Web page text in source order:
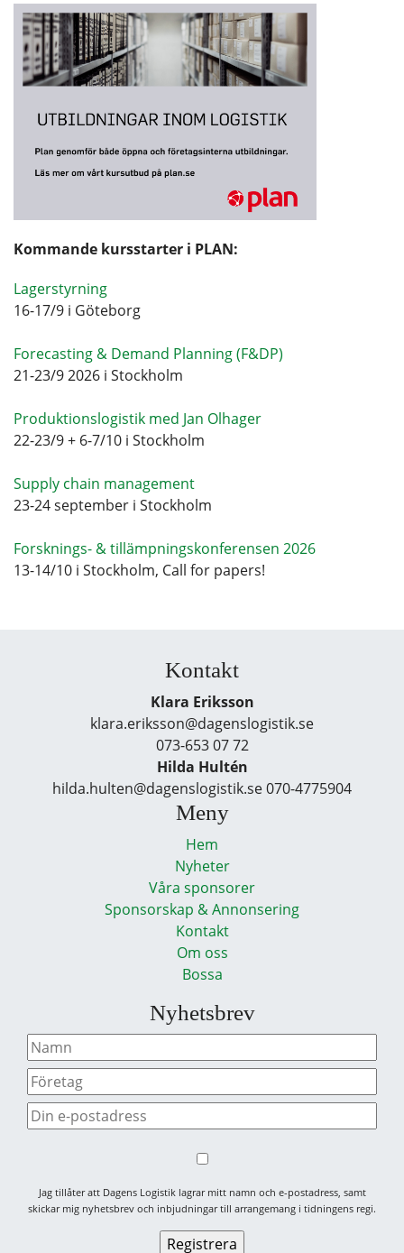
Kommande kursstarter i PLAN:
Lagerstyrning
16-17/9 i Göteborg
Forecasting & Demand Planning (F&DP)
21-23/9 2026 i Stockholm
Produktionslogistik med Jan Olhager
22-23/9 + 6-7/10 i Stockholm
Supply chain management
23-24 september i Stockholm
Forsknings- & tillämpningskonferensen 2026
13-14/10 i Stockholm, Call for papers!
Kontakt
Klara Eriksson
klara.eriksson@dagenslogistik.se
073-653 07 72
Hilda Hultén
hilda.hulten@dagenslogistik.se 070-4775904
Meny
Hem
Nyheter
Våra sponsorer
Sponsorskap & Annonsering
Kontakt
Om oss
Bossa
Nyhetsbrev
Jag tillåter att Dagens Logistik lagrar mitt namn och e-postadress, samt
skickar mig nyhetsbrev och inbjudningar till arrangemang i tidningens regi.